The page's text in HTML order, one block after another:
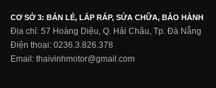
CƠ SỞ 3: BÁN LẺ, LẮP RÁP, SỬA CHỮA, BẢO HÀNH
Địa chỉ: 57 Hoàng Diệu, Q. Hải Châu, Tp. Đà Nẵng
Điện thoại: 0236.3.826.378
Email: thaivinhmotor@gmail.com